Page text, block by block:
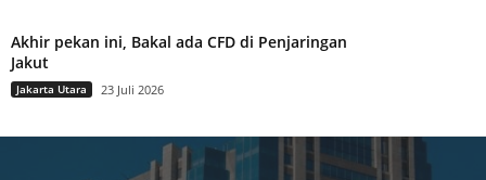
Akhir pekan ini, Bakal ada CFD di Penjaringan
Jakut
Jakarta Utara 23 Juli 2026